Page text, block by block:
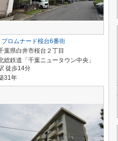
プロムナード桜台6番街
葉県白井市桜台２丁目
総鉄道「千葉ニュータウン中央」
徒歩14分
31年